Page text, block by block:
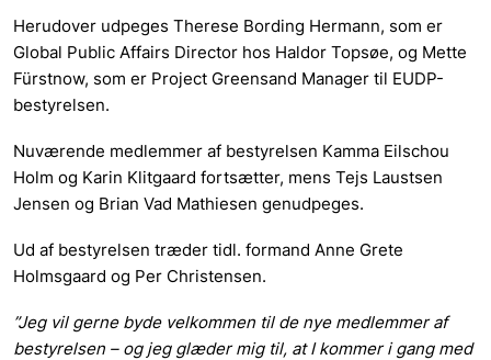
Herudover udpeges Therese Bording Hermann, som er
Global Public Affairs Director hos Haldor Topsøe, og Mette
Fürstnow, som er Project Greensand Manager til EUDP-
bestyrelsen.
Nuværende medlemmer af bestyrelsen Kamma Eilschou
Holm og Karin Klitgaard fortsætter, mens Tejs Laustsen
Jensen og Brian Vad Mathiesen genudpeges.
Ud af bestyrelsen træder tidl. formand Anne Grete
Holmsgaard og Per Christensen.
”Jeg vil gerne byde velkommen til de nye medlemmer af
bestyrelsen – og jeg glæder mig til, at I kommer i gang med